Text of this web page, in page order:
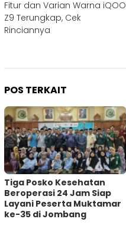
pos
Fitur dan Varian Warna iQOO
Z9 Terungkap, Cek
Rinciannya
POS TERKAIT
Tiga Posko Kesehatan
Beroperasi 24 Jam Siap
Layani Peserta Muktamar
ke-35 di Jombang